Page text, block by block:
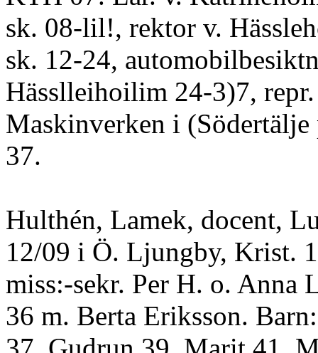
sk. 08-lil!, rektor v.
sk. 12-24,
Hässlleihoilim 24-3)7,
Maskinverken i (Södertälje
37.
Hulthén, Lamek, docent,
12/09 i Ö. Ljungby, Krist.
miss:-sekr. Per H. o. Anna
36 m. Berta Eriksson.